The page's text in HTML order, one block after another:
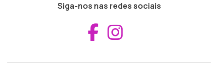
Siga-nos nas redes sociais
Aceder ao